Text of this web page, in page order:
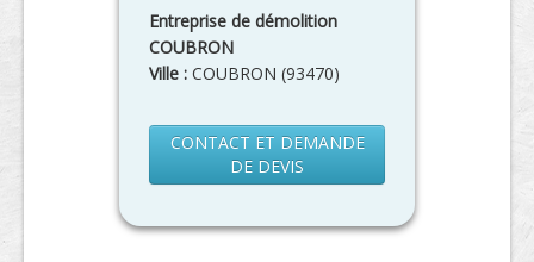
Entreprise de démolition
COUBRON
Ville : COUBRON (93470)
CONTACT ET DEMANDE
DE DEVIS